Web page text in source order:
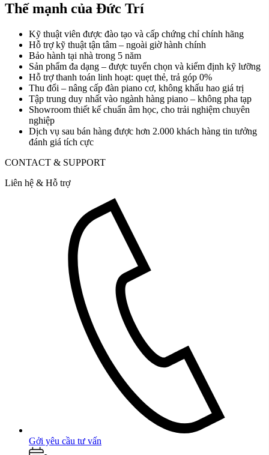
Thế mạnh của Đức Trí
Kỹ thuật viên được đào tạo và cấp chứng chỉ chính hãng
Hỗ trợ kỹ thuật tận tâm – ngoài giờ hành chính
Bảo hành tại nhà trong 5 năm
Sản phẩm đa dạng – được tuyển chọn và kiểm định kỹ lưỡng
Hỗ trợ thanh toán linh hoạt: quẹt thẻ, trả góp 0%
Thu đổi – nâng cấp đàn piano cơ, không khấu hao giá trị
Tập trung duy nhất vào ngành hàng piano – không pha tạp
Showroom thiết kế chuẩn âm học, cho trải nghiệm chuyên
nghiệp
Dịch vụ sau bán hàng được hơn 2.000 khách hàng tin tưởng
đánh giá tích cực
CONTACT & SUPPORT
Liên hệ & Hỗ trợ
Gởi yêu cầu tư vấn